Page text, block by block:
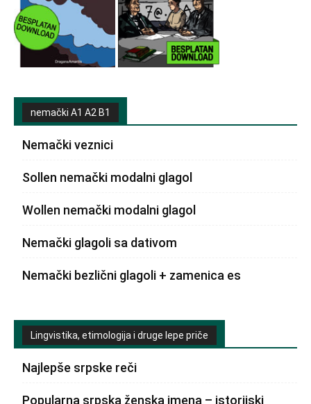
nemački A1 A2 B1
Nemački veznici
Sollen nemački modalni glagol
Wollen nemački modalni glagol
Nemački glagoli sa dativom
Nemački bezlični glagoli + zamenica es
Lingvistika, etimologija i druge lepe priče
Najlepše srpske reči
Popularna srpska ženska imena – istorijski